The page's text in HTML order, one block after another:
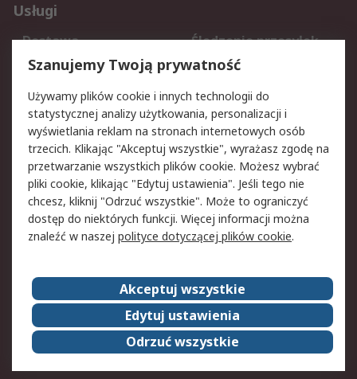
Usługi
Dostawa
Śledzenie przesyłek
Reklamacje i zwroty
Rejestracja
Aspekty prawne
Bezpieczeństwo e-
maila
Polityka dotycząca
plików cookie
Polityka prywatności
Użytkowanie witryny
Zastrzeżenia prawne
Warunki Sprzedaży
Kontakt
O firmie RS
RS na świecie
Kariera
Nagrody dla RS
ESG
Szanujemy Twoją prywatność
Używamy plików cookie i innych technologii do
statystycznej analizy użytkowania, personalizacji i
wyświetlania reklam na stronach internetowych osób
trzecich. Klikając "Akceptuj wszystkie", wyrażasz zgodę na
przetwarzanie wszystkich plików cookie. Możesz wybrać
pliki cookie, klikając "Edytuj ustawienia". Jeśli tego nie
chcesz, kliknij "Odrzuć wszystkie". Może to ograniczyć
dostęp do niektórych funkcji. Więcej informacji można
znaleźć w naszej polityce dotyczącej plików cookie.
Akceptuj wszystkie
Edytuj ustawienia
Odrzuć wszystkie